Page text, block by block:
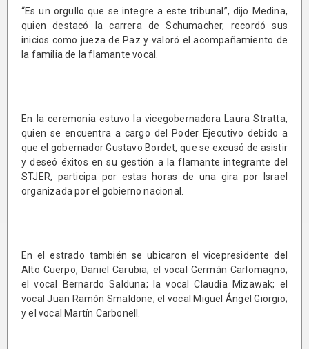
“Es un orgullo que se integre a este tribunal”, dijo Medina,
quien destacó la carrera de Schumacher, recordó sus
inicios como jueza de Paz y valoró el acompañamiento de
la familia de la flamante vocal.
En la ceremonia estuvo la vicegobernadora Laura Stratta,
quien se encuentra a cargo del Poder Ejecutivo debido a
que el gobernador Gustavo Bordet, que se excusó de asistir
y deseó éxitos en su gestión a la flamante integrante del
STJER, participa por estas horas de una gira por Israel
organizada por el gobierno nacional.
En el estrado también se ubicaron el vicepresidente del
Alto Cuerpo, Daniel Carubia; el vocal Germán Carlomagno;
el vocal Bernardo Salduna; la vocal Claudia Mizawak; el
vocal Juan Ramón Smaldone; el vocal Miguel Ángel Giorgio;
y el vocal Martín Carbonell.